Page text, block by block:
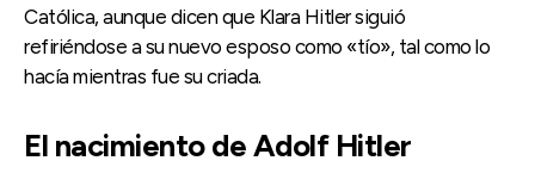
Católica, aunque dicen que Klara Hitler siguió
refiriéndose a su nuevo esposo como «tío», tal como lo
hacía mientras fue su criada.
El nacimiento de Adolf Hitler